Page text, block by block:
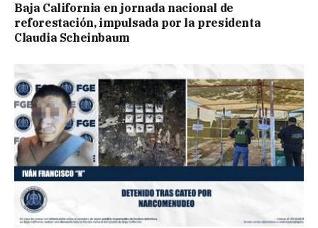
Baja California en jornada nacional de
reforestación, impulsada por la presidenta
Claudia Scheinbaum